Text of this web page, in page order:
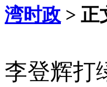
湾时政 > 正
李登辉打